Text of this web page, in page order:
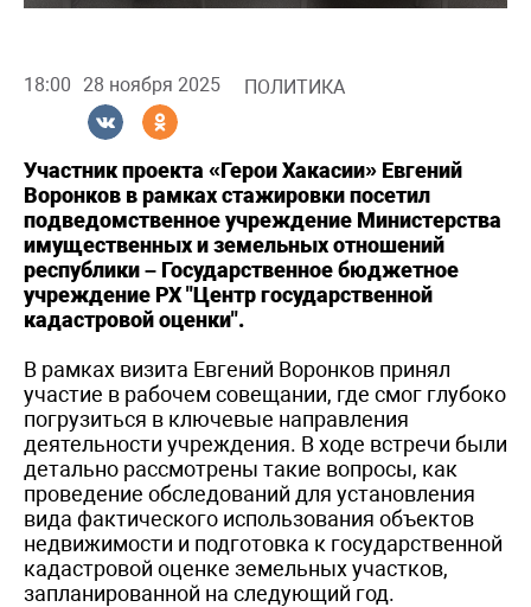
18:00 28 ноября 2025 ПОЛИТИКА
Участник проекта «Герои Хакасии» Евгений
Воронков в рамках стажировки посетил
подведомственное учреждение Министерства
имущественных и земельных отношений
республики – Государственное бюджетное
учреждение РХ "Центр государственной
кадастровой оценки".
В рамках визита Евгений Воронков принял
участие в рабочем совещании, где смог глубоко
погрузиться в ключевые направления
деятельности учреждения. В ходе встречи были
детально рассмотрены такие вопросы, как
проведение обследований для установления
вида фактического использования объектов
недвижимости и подготовка к государственной
кадастровой оценке земельных участков,
запланированной на следующий год.